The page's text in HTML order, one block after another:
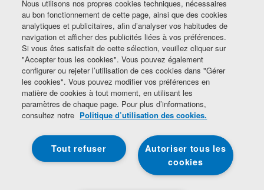
3. Récapitulatif de l'enregistrement
Politique de confidentialité de Beko
Politique de confidentialité et de cookies
Information légale
Accessibilité
Nous utilisons nos propres cookies techniques, nécessaires
au bon fonctionnement de cette page, ainsi que des cookies
analytiques et publicitaires, afin d’analyser vos habitudes de
navigation et afficher des publicités liées à vos préférences.
Si vous êtes satisfait de cette sélection, veuillez cliquer sur
"Accepter tous les cookies". Vous pouvez également
configurer ou rejeter l’utilisation de ces cookies dans "Gérer
les cookies". Vous pouvez modifier vos préférences en
matière de cookies à tout moment, en utilisant les
paramètres de chaque page. Pour plus d’informations,
consultez notre Politique d’utilisation des cookies.
Autoriser tous les
cookies
Tout refuser